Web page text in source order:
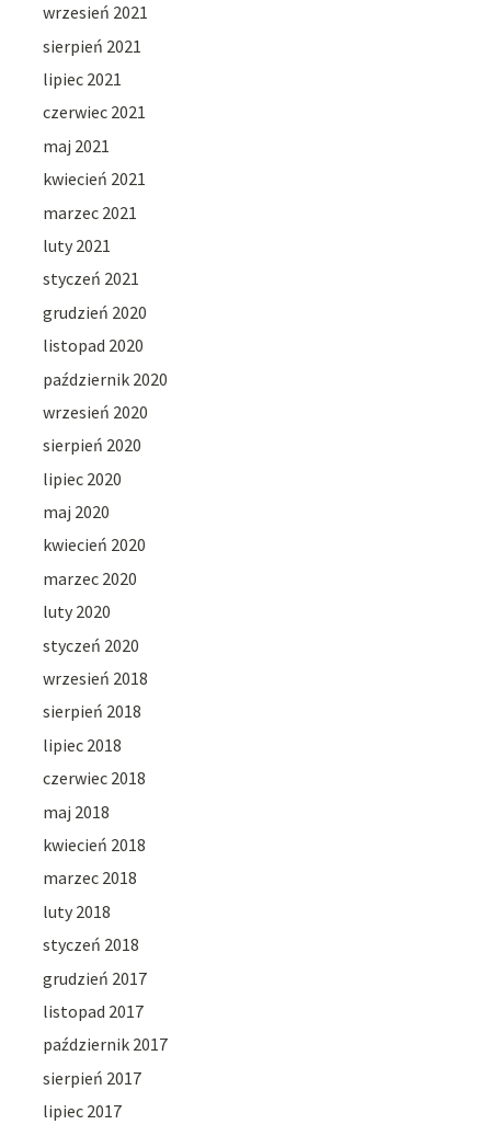
wrzesień 2021
sierpień 2021
lipiec 2021
czerwiec 2021
maj 2021
kwiecień 2021
marzec 2021
luty 2021
styczeń 2021
grudzień 2020
listopad 2020
październik 2020
wrzesień 2020
sierpień 2020
lipiec 2020
maj 2020
kwiecień 2020
marzec 2020
luty 2020
styczeń 2020
wrzesień 2018
sierpień 2018
lipiec 2018
czerwiec 2018
maj 2018
kwiecień 2018
marzec 2018
luty 2018
styczeń 2018
grudzień 2017
listopad 2017
październik 2017
sierpień 2017
lipiec 2017